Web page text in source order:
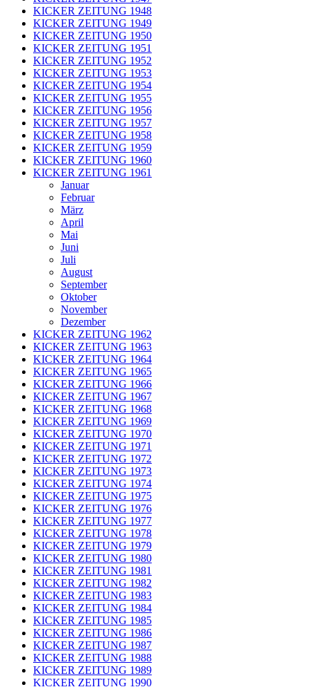
KICKER ZEITUNG 1948
KICKER ZEITUNG 1949
KICKER ZEITUNG 1950
KICKER ZEITUNG 1951
KICKER ZEITUNG 1952
KICKER ZEITUNG 1953
KICKER ZEITUNG 1954
KICKER ZEITUNG 1955
KICKER ZEITUNG 1956
KICKER ZEITUNG 1957
KICKER ZEITUNG 1958
KICKER ZEITUNG 1959
KICKER ZEITUNG 1960
KICKER ZEITUNG 1961
Januar
Februar
März
April
Mai
Juni
Juli
August
September
Oktober
November
Dezember
KICKER ZEITUNG 1962
KICKER ZEITUNG 1963
KICKER ZEITUNG 1964
KICKER ZEITUNG 1965
KICKER ZEITUNG 1966
KICKER ZEITUNG 1967
KICKER ZEITUNG 1968
KICKER ZEITUNG 1969
KICKER ZEITUNG 1970
KICKER ZEITUNG 1971
KICKER ZEITUNG 1972
KICKER ZEITUNG 1973
KICKER ZEITUNG 1974
KICKER ZEITUNG 1975
KICKER ZEITUNG 1976
KICKER ZEITUNG 1977
KICKER ZEITUNG 1978
KICKER ZEITUNG 1979
KICKER ZEITUNG 1980
KICKER ZEITUNG 1981
KICKER ZEITUNG 1982
KICKER ZEITUNG 1983
KICKER ZEITUNG 1984
KICKER ZEITUNG 1985
KICKER ZEITUNG 1986
KICKER ZEITUNG 1987
KICKER ZEITUNG 1988
KICKER ZEITUNG 1989
KICKER ZEITUNG 1990